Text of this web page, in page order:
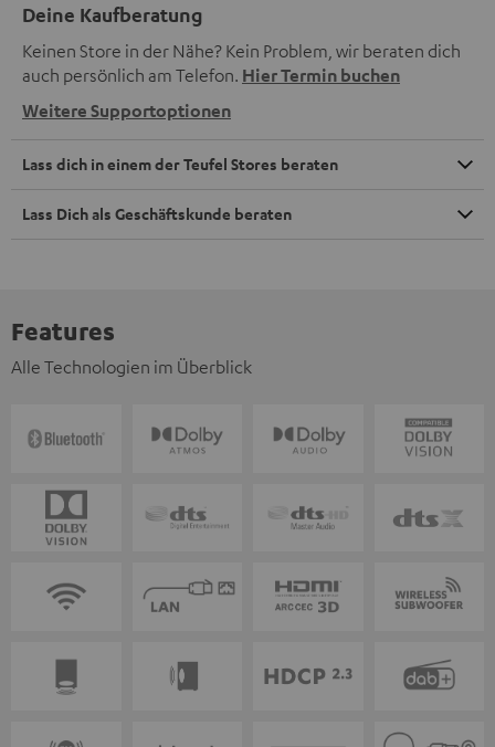
Deine Kaufberatung
Keinen Store in der Nähe? Kein Problem, wir beraten dich
auch persönlich am Telefon. Hier Termin buchen
Weitere Supportoptionen
Lass dich in einem der Teufel Stores beraten
Lass Dich als Geschäftskunde beraten
Features
Alle Technologien im Überblick